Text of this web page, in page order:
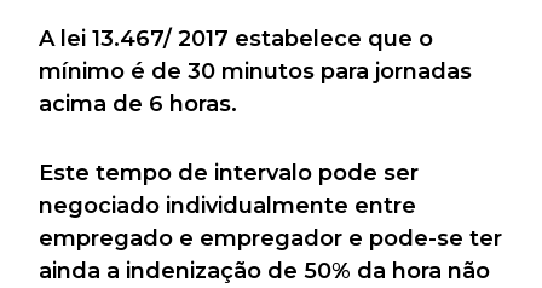
A lei 13.467/ 2017 estabelece que o
mínimo é de 30 minutos para jornadas
acima de 6 horas.
Este tempo de intervalo pode ser
negociado individualmente entre
empregado e empregador e pode-se ter
ainda a indenização de 50% da hora não